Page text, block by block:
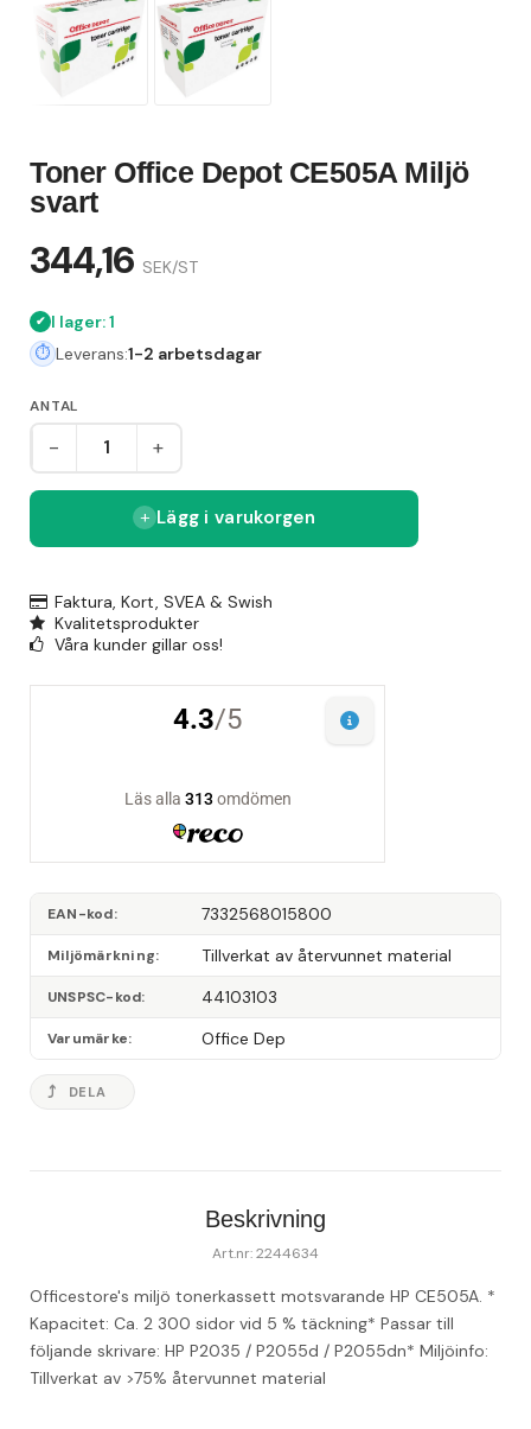
Toner Office Depot CE505A Miljö
svart
344,16 SEK/ST
I lager: 1
Leverans:1-2 arbetsdagar
ANTAL
- +
Lägg i varukorgen
Faktura, Kort, SVEA & Swish
Kvalitetsprodukter
Våra kunder gillar oss!
EAN-kod 7332568015800
Miljömärkning Tillverkat av återvunnet material
UNSPSC-kod 44103103
Varumärke Office Dep
DELA
Beskrivning
Art.nr: 2244634
Officestore's miljö tonerkassett motsvarande HP CE505A. *
Kapacitet: Ca. 2 300 sidor vid 5 % täckning* Passar till
följande skrivare: HP P2035 / P2055d / P2055dn* Miljöinfo:
Tillverkat av >75% återvunnet material